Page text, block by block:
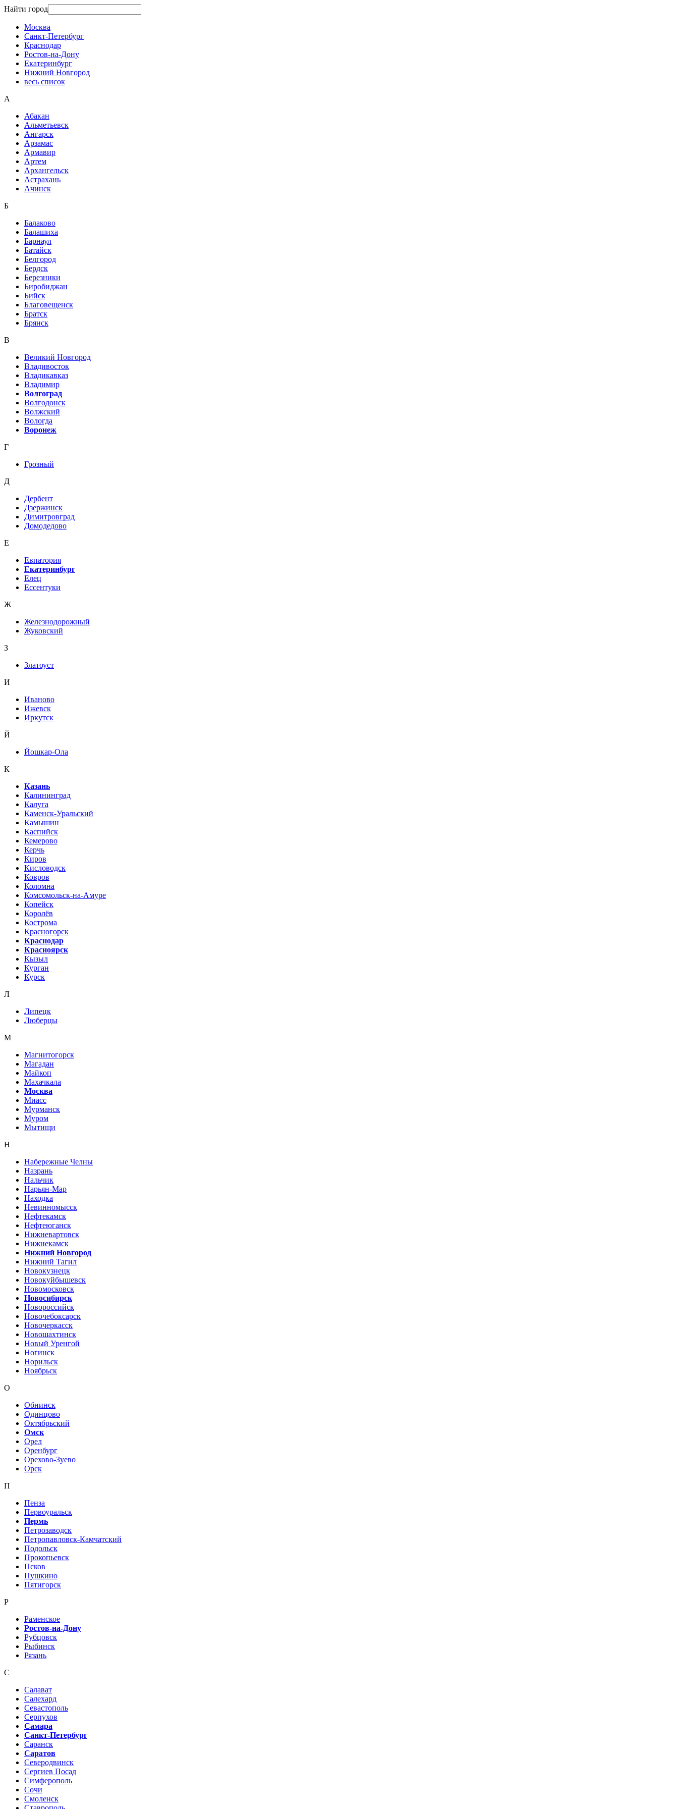
Найти город
Москва
Санкт-Петербург
Краснодар
Ростов-на-Дону
Екатеринбург
Нижний Новгород
весь список
А
Абакан
Альметьевск
Ангарск
Арзамас
Армавир
Артем
Архангельск
Астрахань
Ачинск
Б
Балаково
Балашиха
Барнаул
Батайск
Белгород
Бердск
Березники
Биробиджан
Бийск
Благовещенск
Братск
Брянск
В
Великий Новгород
Владивосток
Владикавказ
Владимир
Волгоград
Волгодонск
Волжский
Вологда
Воронеж
Г
Грозный
Д
Дербент
Дзержинск
Димитровград
Домодедово
Е
Евпатория
Екатеринбург
Елец
Ессентуки
Ж
Железнодорожный
Жуковский
З
Златоуст
И
Иваново
Ижевск
Иркутск
Й
Йошкар-Ола
К
Казань
Калининград
Калуга
Каменск-Уральский
Камышин
Каспийск
Кемерово
Керчь
Киров
Кисловодск
Ковров
Коломна
Комсомольск-на-Амуре
Копейск
Королёв
Кострома
Красногорск
Краснодар
Красноярск
Кызыл
Курган
Курск
Л
Липецк
Люберцы
М
Магнитогорск
Магадан
Майкоп
Махачкала
Москва
Миасс
Мурманск
Муром
Мытищи
Н
Набережные Челны
Назрань
Нальчик
Нарьян-Мар
Находка
Невинномысск
Нефтекамск
Нефтеюганск
Нижневартовск
Нижнекамск
Нижний Новгород
Нижний Тагил
Новокузнецк
Новокуйбышевск
Новомосковск
Новосибирск
Новороссийск
Новочебоксарск
Новочеркасск
Новошахтинск
Новый Уренгой
Ногинск
Норильск
Ноябрьск
О
Обнинск
Одинцово
Октябрьский
Омск
Орел
Оренбург
Орехово-Зуево
Орск
П
Пенза
Первоуральск
Пермь
Петрозаводск
Петропавловск-Камчатский
Подольск
Прокопьевск
Псков
Пушкино
Пятигорск
Р
Раменское
Ростов-на-Дону
Рубцовск
Рыбинск
Рязань
С
Салават
Салехард
Севастополь
Серпухов
Самара
Санкт-Петербург
Саранск
Саратов
Северодвинск
Сергиев Посад
Симферополь
Сочи
Смоленск